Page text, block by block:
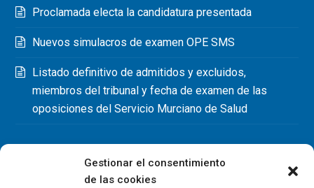
Gestionar el consentimiento
de las cookies
Proclamada electa la candidatura presentada
Nuevos simulacros de examen OPE SMS
Listado definitivo de admitidos y excluidos,
miembros del tribunal y fecha de examen de las
oposiciones del Servicio Murciano de Salud